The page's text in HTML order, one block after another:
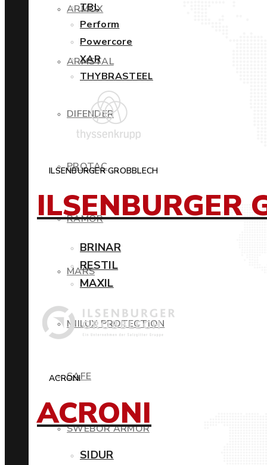
ARMOX
ARMSTAL
DIFENDER
PROTAC
RAMOR
MARS
MIILUX PROTECTION
SAFE
SWEBOR ARMOR
TBL
Perform
Powercore
XAR
THYBRASTEEL
ILSENBURGER GROBBLECH
ILSENBURGER
BRINAR
RESTIL
MAXIL
ACRONI
ACRONI
SIDUR